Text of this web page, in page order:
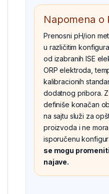
Napomena o
Prenosni pH/ion
u različitim
od izabranih ISE
ORP elektroda,
kalibracionih
dodatnog pribora.
definiše konačan
na sajtu služi za
proizvoda i ne
isporučenu
se mogu
najave.